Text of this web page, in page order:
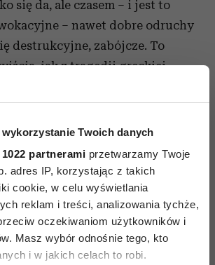
Twoich danych
partnerami przetwarzamy Twoje
adres IP, korzystając z takich
cookie, w celu wyświetlania
reklam i treści, analizowania tychże,
oczekiwaniom użytkowników i
Masz wybór odnośnie tego, kto
i w jakich celach to robi.
się da, ale czasem – i jest to
– nawet dobre odruchy
destrukcyjne, zabójcze. To
jak z tragedii greckiej –
się nie do uniknięcia.
widzimy zbliżającego się
możemy zrobić, mamy nogi jak
taką piętrową prowokację
wywołać rozmowę, dyskusję.